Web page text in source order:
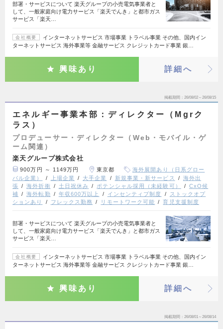
部署・サービスについて 楽天グループの小売電気事業者と
して、一般家庭向け電力サービス「楽天でんき」と都市ガス
サービス「楽天…
会社概要
インターネットサービス 市場事業 トラベル事業 その他、国内イン
ターネットサービス 海外事業等 金融サービス クレジットカード事業 銀…
興味あり 詳細へ
掲載期間 26/08/02～26/08/15
エネルギー事業本部：ディレクター（Mgrク
ラス）
プロデューサー・ディレクター（Web・モバイル・ゲ
ーム関連）
楽天グループ株式会社
900万円 ～ 1149万円 東京都
海外展開あり（日系グロー
バル企業）
上場企業 大手企業 新規事業・新サービス
海外出
張
海外折衝 土日祝休み ポテンシャル採用（未経験可）
CxO候
補
海外転勤 年収600万以上 インセンティブ制度
ストックオプ
ションあり
フレックス勤務 リモートワーク可能 育児支援制度
部署・サービスについて 楽天グループの小売電気事業者と
して、一般家庭向け電力サービス「楽天でんき」と都市ガス
サービス「楽天…
会社概要
インターネットサービス 市場事業 トラベル事業 その他、国内イン
ターネットサービス 海外事業等 金融サービス クレジットカード事業 銀…
興味あり 詳細へ
掲載期間 26/08/01～26/08/14